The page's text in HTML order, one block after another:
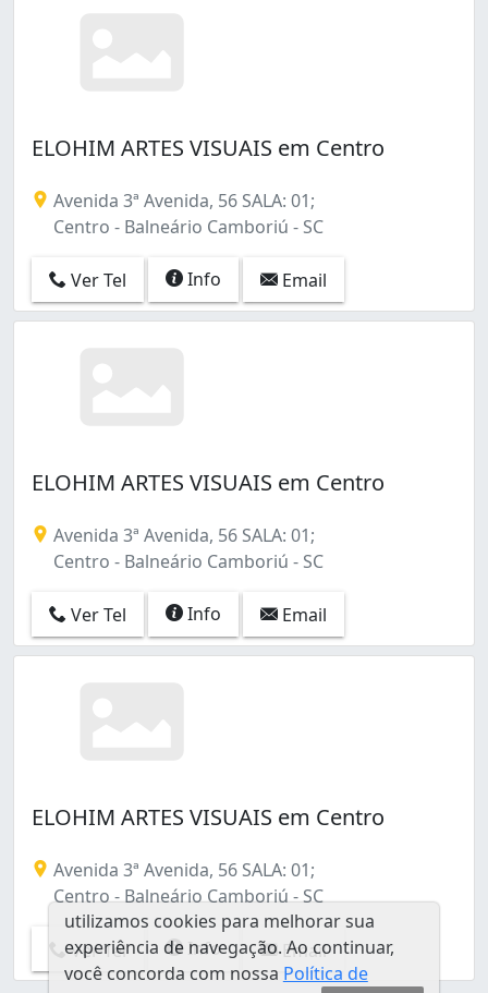
ELOHIM ARTES VISUAIS em Centro
Avenida 3ª Avenida, 56 SALA: 01;
Centro - Balneário Camboriú - SC
Ver Tel Info Email
ELOHIM ARTES VISUAIS em Centro
Avenida 3ª Avenida, 56 SALA: 01;
Centro - Balneário Camboriú - SC
Ver Tel Info Email
ELOHIM ARTES VISUAIS em Centro
Avenida 3ª Avenida, 56 SALA: 01;
Centro - Balneário Camboriú - SC
Ver Tel Info Email
utilizamos cookies para melhorar sua
experiência de navegação. Ao continuar,
você concorda com nossa Política de